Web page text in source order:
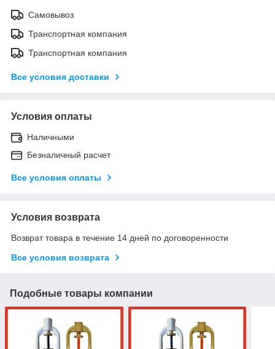
Самовывоз
Транспортная компания
Транспортная компания
Все условия доставки
Условия оплаты
Наличными
Безналичный расчет
Все условия оплаты
Условия возврата
Возврат товара в течение 14 дней по договоренности
Все условия возврата
Подобные товары компании